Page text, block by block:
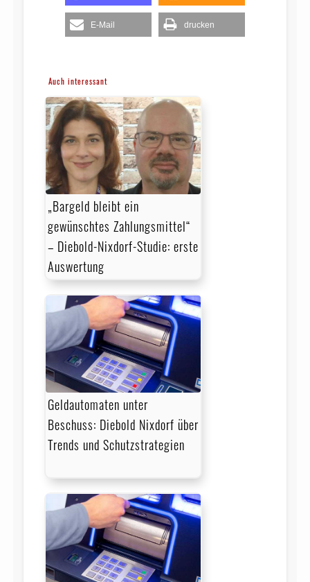
E-Mail drucken
Auch interessant
„Bargeld bleibt ein
gewünschtes Zahlungsmittel“
– Diebold-Nixdorf-Studie: erste
Auswertung
Geldautomaten unter
Beschuss: Diebold Nixdorf über
Trends und Schutzstrategien